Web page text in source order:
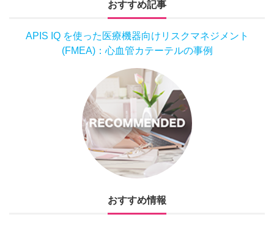
おすすめ記事
APIS IQ を使った医療機器向けリスクマネジメント
(FMEA)：心血管カテーテルの事例
おすすめ情報